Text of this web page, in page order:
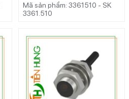
Mã sản phẩm: 3361510 - SK
3361.510